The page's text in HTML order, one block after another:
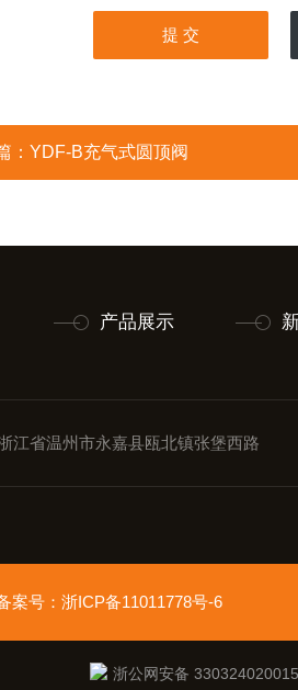
： YDF-B充气式圆顶阀
产品展示
江省温州市永嘉县瓯北镇张堡西路
案号： 浙ICP备11011778号-6
浙公网安备